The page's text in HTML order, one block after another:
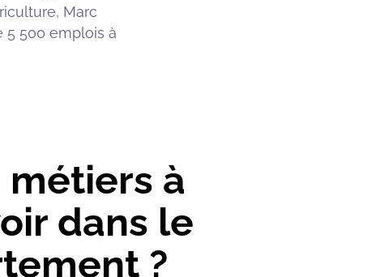
Marc
5 500 emplois à
métiers à
dans le
?